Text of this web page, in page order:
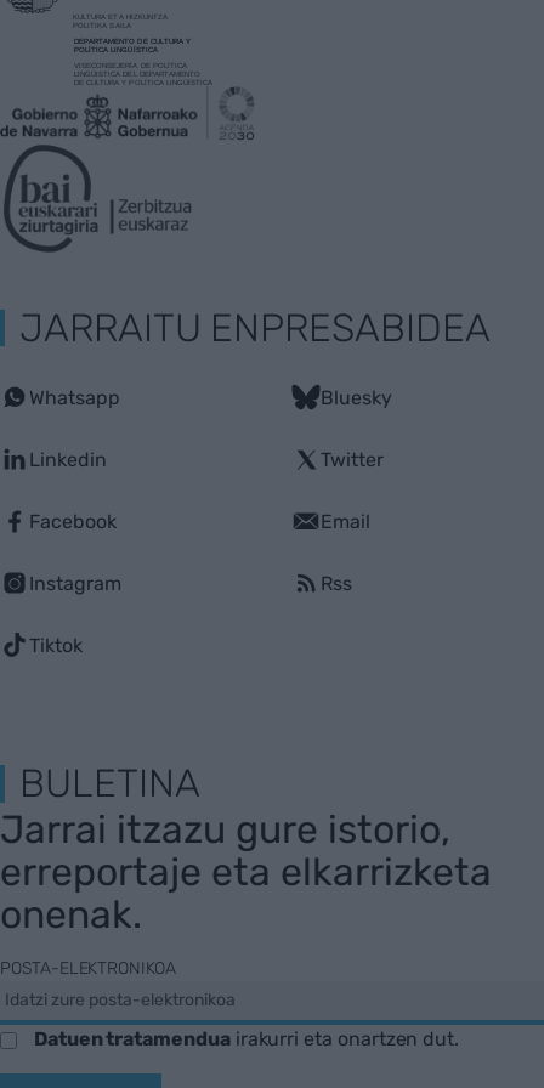
JARRAITU ENPRESABIDEA
Whatsapp
Linkedin
Facebook
Instagram
Tiktok
Bluesky
Twitter
Email
Rss
BULETINA
Jarrai itzazu gure istorio,
erreportaje eta elkarrizketa
onenak.
POSTA-ELEKTRONIKOA
Datuen tratamenduairakurri eta onartzen dut.